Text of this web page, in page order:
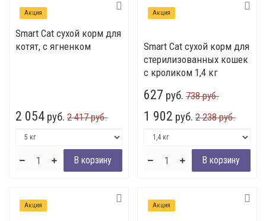
Акция
Smart Cat сухой корм для
котят, с ягненком
2 054 руб. 2 417 руб.
Акция
Smart Cat сухой корм для
стерилизованных кошек
с кроликом 1,4 кг
627 руб. 738 руб.
1 902 руб. 2 238 руб.
Акция Акция